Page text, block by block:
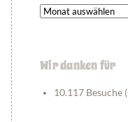
Wir danken für
10.117 Besuche